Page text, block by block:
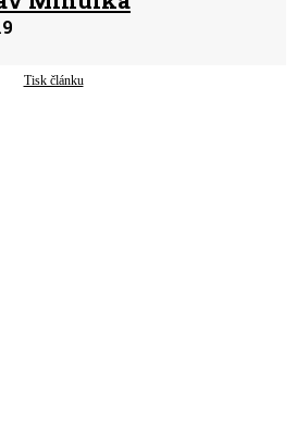
Tisk článku